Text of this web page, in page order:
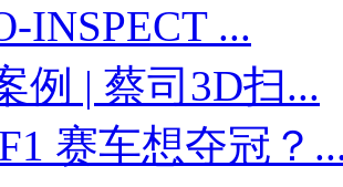
INSPECT ...
例 | 蔡司3D扫...
赛车想夺冠？